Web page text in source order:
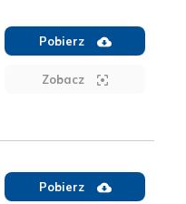
Pobierz
Zobacz
Pobierz